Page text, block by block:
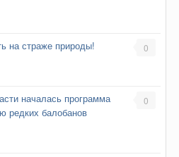
0
на страже природы!
0
началась программа
редких балобанов